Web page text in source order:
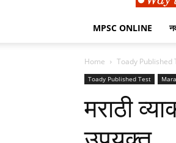
MPSC ONLINE
Home Toady Published
Toady Published Test
मराठी